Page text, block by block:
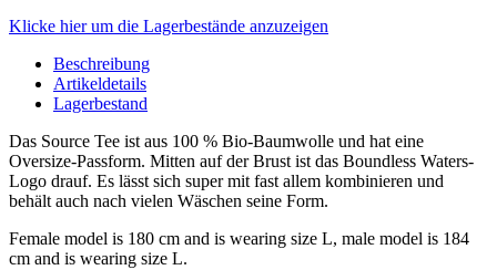
Klicke hier um die Lagerbestände anzuzeigen
Beschreibung
Artikeldetails
Lagerbestand
Das Source Tee ist aus 100 % Bio-Baumwolle und hat eine
Oversize-Passform. Mitten auf der Brust ist das Boundless Waters-
Logo drauf. Es lässt sich super mit fast allem kombinieren und
behält auch nach vielen Wäschen seine Form.
Female model is 180 cm and is wearing size L, male model is 184
cm and is wearing size L.